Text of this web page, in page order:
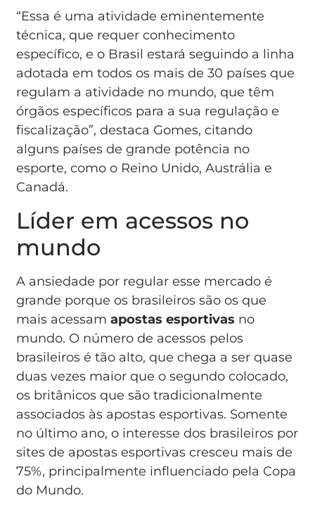
“Essa é uma atividade eminentemente
técnica, que requer conhecimento
específico, e o Brasil estará seguindo a linha
adotada em todos os mais de 30 países que
regulam a atividade no mundo, que têm
órgãos específicos para a sua regulação e
fiscalização”, destaca Gomes, citando
alguns países de grande potência no
esporte, como o Reino Unido, Austrália e
Canadá.
Líder em acessos no
mundo
A ansiedade por regular esse mercado é
grande porque os brasileiros são os que
mais acessamapostas esportivas no
mundo. O número de acessos pelos
brasileiros é tão alto, que chega a ser quase
duas vezes maior que o segundo colocado,
os britânicos que são tradicionalmente
associados às apostas esportivas. Somente
no último ano, o interesse dos brasileiros por
sites de apostas esportivas cresceu mais de
75%, principalmente influenciado pela Copa
do Mundo.